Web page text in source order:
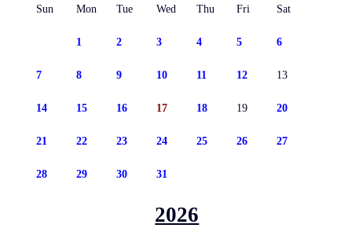
Sun Mon Tue Wed Thu Fri Sat
1 2 3 4 5 6
7 8 9 10 11 12 13
14 15 16 17 18 19 20
21 22 23 24 25 26 27
28 29 30 31
2026